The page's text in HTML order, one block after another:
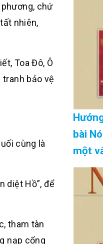
chứ
nhiên,
Toa Đô, Ô
bảo vệ
cùng là
diệt Hồ”, để
tham tàn
nạp cống
bài
một
khác
tập
đủ